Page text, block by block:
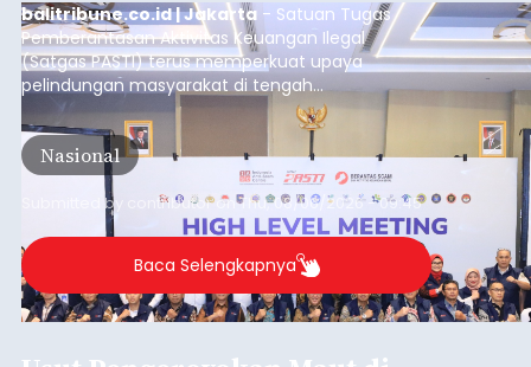
balitribune.co.id | Jakarta - Satuan Tugas
Pemberantasan Aktivitas Keuangan Ilegal
(Satgas PASTI) terus memperkuat upaya
pelindungan masyarakat di tengah
meningkatnya ancaman penipuan digital yang
semakin kompleks.
Nasional
Submitted by contributoronThu, 08/06/2026 - 09:45
Baca Selengkapnya